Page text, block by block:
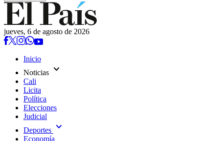
jueves, 6 de agosto de 2026
Inicio
Noticias expand_more
Cali
Licita
Política
Elecciones
Judicial
Deportes expand_more
Economía